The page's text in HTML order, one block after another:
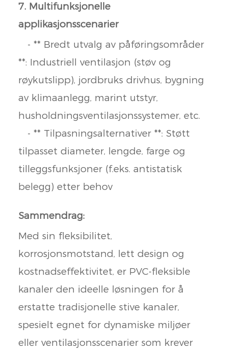
7. Multifunksjonelle
applikasjonsscenarier
- ** Bredt utvalg av påføringsområder
**: Industriell ventilasjon (støv og
røykutslipp), jordbruks drivhus, bygning
av klimaanlegg, marint utstyr,
husholdningsventilasjonssystemer, etc.
- ** Tilpasningsalternativer **: Støtt
tilpasset diameter, lengde, farge og
tilleggsfunksjoner (f.eks. antistatisk
belegg) etter behov
Sammendrag:
Med sin fleksibilitet,
korrosjonsmotstand, lett design og
kostnadseffektivitet, er PVC-fleksible
kanaler den ideelle løsningen for å
erstatte tradisjonelle stive kanaler,
spesielt egnet for dynamiske miljøer
eller ventilasjonsscenarier som krever